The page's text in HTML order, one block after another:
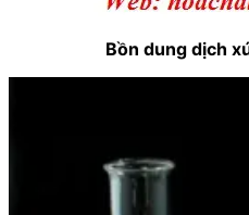
Bồn dung dịch